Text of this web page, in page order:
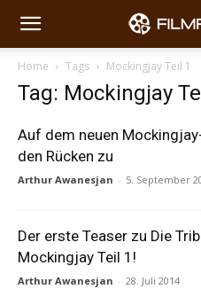
Home Tags Mockingjay Teil 1
Tag: Mockingjay
Auf dem neuen
den Rücken zu
Arthur Awanesjan - 5. September
Der erste Teaser zu Die
Mockingjay Teil 1!
Arthur Awanesjan - 28. Juli 2014